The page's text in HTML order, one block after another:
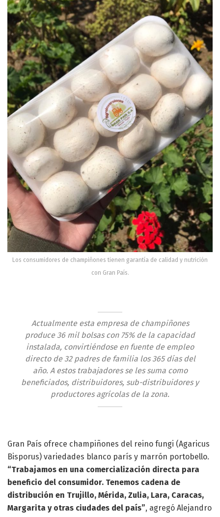
Los consumidores de champiñones tienen garantía de calidad y nutrición
con Gran País.
Actualmente esta empresa de champiñones
produce 36 mil bolsas con 75% de la capacidad
instalada, convirtiéndose en fuente de empleo
directo de 32 padres de familia los 365 días del
año. A estos trabajadores se les suma como
beneficiados, distribuidores, sub-distribuidores y
productores agrícolas de la zona.
Gran País ofrece champiñones del reino fungi (Agaricus
Bisporus) variedades blanco parís y marrón portobello.
“Trabajamos en una comercialización directa para
beneficio del consumidor. Tenemos cadena de
distribución en Trujillo, Mérida, Zulia, Lara, Caracas,
Margarita y otras ciudades del país”, agregó Alejandro